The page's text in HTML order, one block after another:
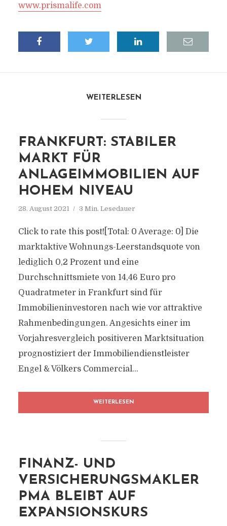
www.prismalife.com
WEITERLESEN
FRANKFURT: STABILER
MARKT FÜR
ANLAGEIMMOBILIEN AUF
HOHEM NIVEAU
28. August 2021 3 Min. Lesedauer
Click to rate this post![Total: 0 Average: 0] Die
marktaktive Wohnungs-Leerstandsquote von
lediglich 0,2 Prozent und eine
Durchschnittsmiete von 14,46 Euro pro
Quadratmeter in Frankfurt sind für
Immobilieninvestoren nach wie vor attraktive
Rahmenbedingungen. Angesichts einer im
Vorjahresvergleich positiveren Marktsituation
prognostiziert der Immobiliendienstleister
Engel & Völkers Commercial...
WEITERLESEN
FINANZ- UND
VERSICHERUNGSMAKLER
PMA BLEIBT AUF
EXPANSIONSKURS